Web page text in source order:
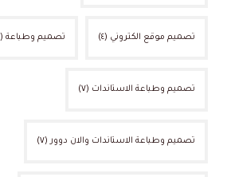
تصميم موقع الكتروني (٤) تصميم وطباعة(٦)
تصميم وطباعة الاستاندات (٧)
تصميم وطباعة الاستاندات والان دوور (٧)